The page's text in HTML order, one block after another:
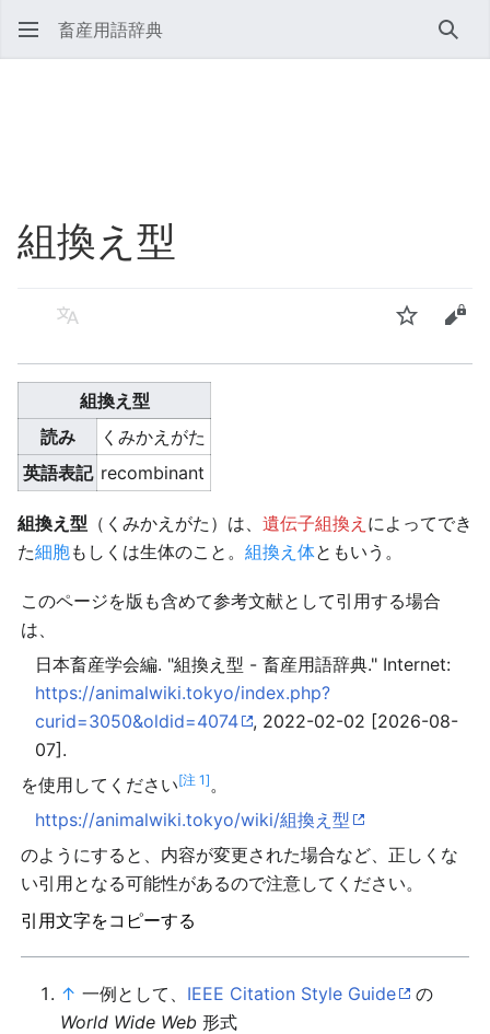
畜産用語辞典 検索
組換え型
言語 ウォッチソ
組換え型
読み
くみかえがた
英語表記 recombinant
組換え型 （くみかえがた）は、 遺伝子組換え によってでき
た細胞もしくは生体のこと。 組換え体ともいう。
このページを版も含めて参考文献として引用する場合
は、
日本畜産学会編. "組換え型 - 畜産用語辞典." Internet:
https://animalwiki.tokyo/index.php?
curid=3050&oldid=4074
, 2022-02-02 [2026-08-
07].
を使用してください[注 1]。
https://animalwiki.tokyo/wiki/組換え型
のようにすると、内容が変更された場合など、正しくな
い引用となる可能性があるので注意してください。
引用文字をコピーする
↑ 一例として、 IEEE Citation Style Guide
の
World Wide Web 形式